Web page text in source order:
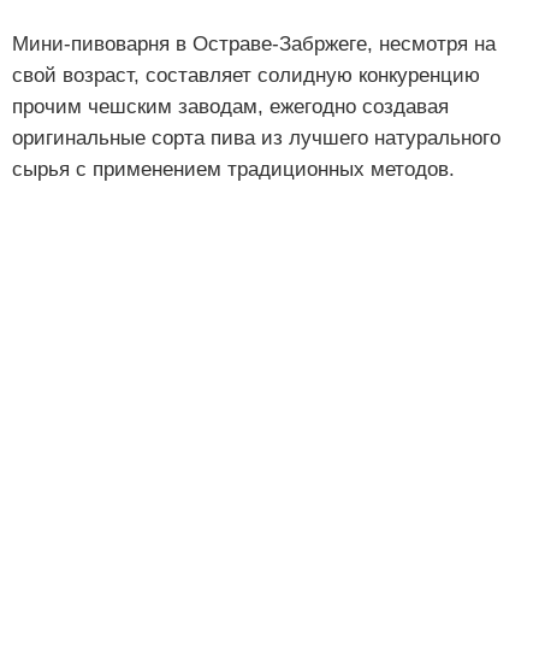
Мини-пивоварня в Остраве-Забржеге, несмотря на
свой возраст, составляет солидную конкуренцию
прочим чешским заводам, ежегодно создавая
оригинальные сорта пива из лучшего натурального
сырья с применением традиционных методов.